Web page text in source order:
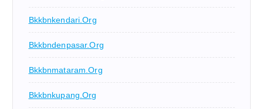
Bkkbnkendari.org
Bkkbndenpasar.org
Bkkbnmataram.org
Bkkbnkupang.org